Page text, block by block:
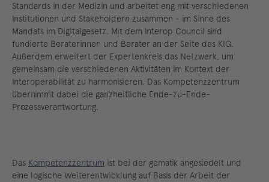
Standards in der Medizin und arbeitet eng mit verschiedenen
Institutionen und Stakeholdern zusammen - im Sinne des
Mandats im Digitalgesetz. Mit dem Interop Council sind
fundierte Beraterinnen und Berater an der Seite des KIG.
Außerdem erweitert der Expertenkreis das Netzwerk, um
gemeinsam die verschiedenen Aktivitäten im Kontext der
Interoperabilität zu harmonisieren. Das Kompetenzzentrum
übernimmt dabei die ganzheitliche Ende-zu-Ende-
Prozessverantwortung.
Das Kompetenzzentrum ist bei der gematik angesiedelt und
eine logische Weiterentwicklung auf Basis der Arbeit der